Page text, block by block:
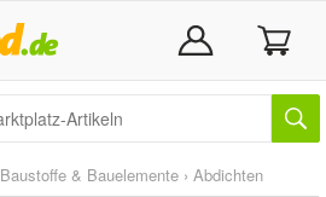
Baustoffe & Bauelemente › Abdichten